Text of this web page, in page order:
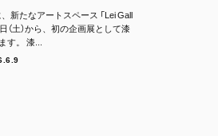
新たなアートスペース 「Lei Gall
（土）から、初の企画展として漆
す。 漆...